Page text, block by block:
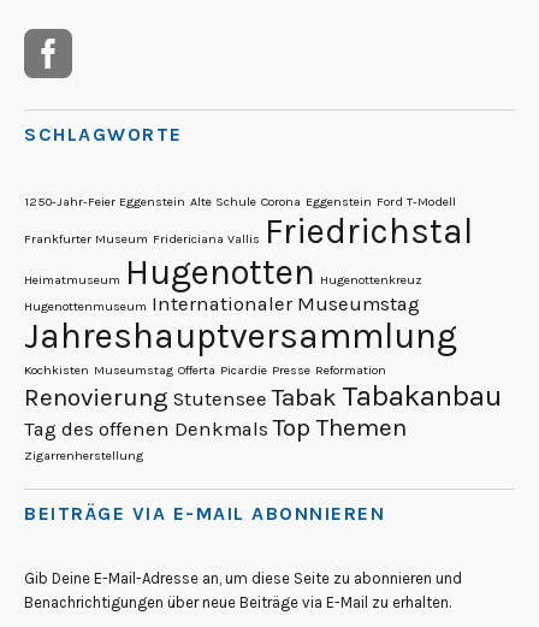
SCHLAGWORTE
1250-Jahr-Feier Eggenstein Alte Schule Corona Eggenstein Ford T-Modell
Frankfurter Museum Fridericiana Vallis Friedrichstal
Heimatmuseum Hugenotten Hugenottenkreuz
Hugenottenmuseum Internationaler Museumstag
Jahreshauptversammlung
Kochkisten Museumstag Offerta Picardie Presse Reformation
Renovierung Stutensee Tabak Tabakanbau
Tag des offenen Denkmals Top Themen
Zigarrenherstellung
BEITRÄGE VIA E-MAIL ABONNIEREN
Gib Deine E-Mail-Adresse an, um diese Seite zu abonnieren und
Benachrichtigungen über neue Beiträge via E-Mail zu erhalten.